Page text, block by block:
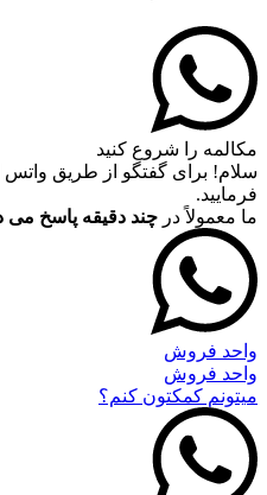
مکالمه را شروع کنید
سلام! برای گفتگو از طریق واتس
فرمایید.
ما معمولاً در چند دقیقه پاسخ می
واحد فروش
واحد فروش
میتونم کمکتون کنم؟